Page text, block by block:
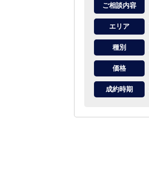
ご相談内容
エリア
種別
価格
成約時期